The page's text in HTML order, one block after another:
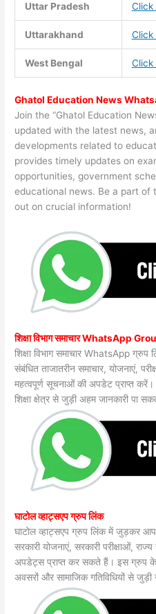
Uttar Pradesh Click
Uttarakhand Click
West Bengal Click
Ghatol Education News
Join the “Ghatol Education
updated with the latest news,
developments related to
provides timely updates on
opportunities, government
educational news. Be a part of
out on crucial information!
शिक्षा विभाग समाचार WhatsApp
शिक्षा विभाग समाचार WhatsApp ग्रुप
संबंधित ताजातरीन समाचार, योजनाएं,
महत्वपूर्ण सूचनाओं की अपडेट प्राप्त
शिक्षा क्षेत्र से जुड़ी अहम जानकारी पा
घाटोल व्हाट्सएप ग्रुप लिंक
घाटोल व्हाट्सएप ग्रुप लिंक में जुड़कर आप
सरकारी योजनाएं, सरकारी परीक्षाओं,
अपडेट्स प्राप्त कर सकते हैं। इस ग्रुप के
अवसरों और सामाजिक गतिविधियों से